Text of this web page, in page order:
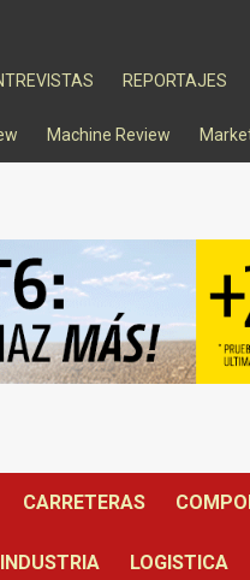
REPORTAJES
Machine Review
CARRETERAS
INDUSTRIA LOGISTICA